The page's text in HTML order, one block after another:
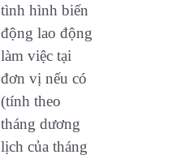
tình hình biến
động lao động
làm việc tại
đơn vị nếu có
(tính theo
tháng dương
lịch của tháng